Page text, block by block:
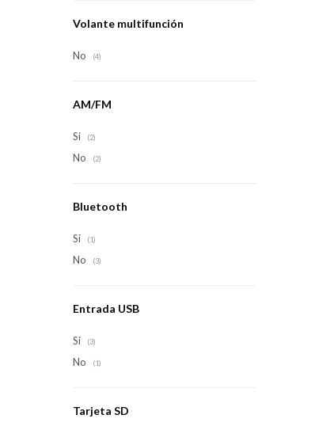
Volante multifunción
No (4)
AM/FM
Si (2)
No (2)
Bluetooth
Si (1)
No (3)
Entrada USB
Si (3)
No (1)
Tarjeta SD